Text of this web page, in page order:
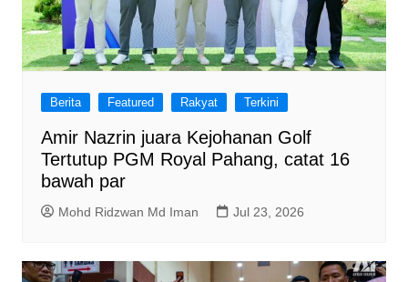
Berita Featured Rakyat Terkini
Amir Nazrin juara Kejohanan Golf
Tertutup PGM Royal Pahang, catat 16
bawah par
Mohd Ridzwan Md Iman Jul 23, 2026